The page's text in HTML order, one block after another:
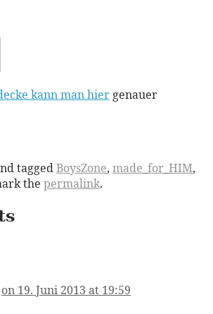
kann man hier genauer
taggedBoysZone, made_for_HIM,
the permalink.
on 19. Juni 2013 at 19:59